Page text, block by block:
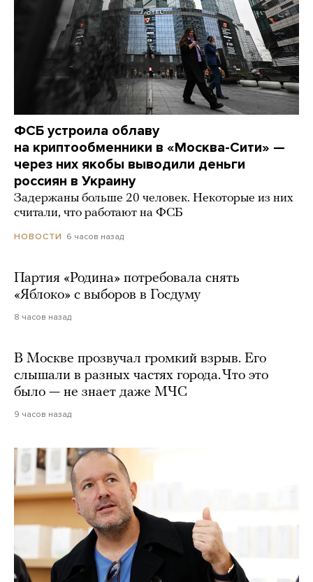
ФСБ устроила облаву
на криптообменники в «Москва-Сити» —
через них якобы выводили деньги
россиян в Украину
Задержаны больше 20 человек. Некоторые из них
считали, что работают на ФСБ
НОВОСТИ 6 часов назад
Партия «Родина» потребовала снять
«Яблоко» с выборов в Госдуму
8 часов назад
В Москве прозвучал громкий взрыв. Его
слышали в разных частях города. Что это
было — не знает даже МЧС
9 часов назад